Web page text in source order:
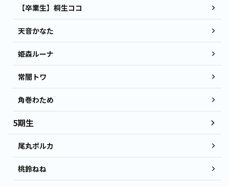
【卒業生】桐生ココ
天音かなた
姫森ルーナ
常闇トワ
角巻わため
5期生
尾丸ポルカ
桃鈴ねね